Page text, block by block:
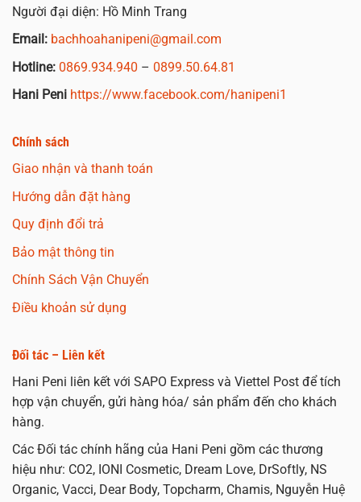
Người đại diện: Hồ Minh Trang
Email: bachhoahanipeni@gmail.com
Hotline: 0869.934.940 – 0899.50.64.81
Hani Peni https://www.facebook.com/hanipeni1
Chính sách
Giao nhận và thanh toán
Hướng dẫn đặt hàng
Quy định đổi trả
Bảo mật thông tin
Chính Sách Vận Chuyển
Điều khoản sử dụng
Đối tác – Liên kết
Hani Peni liên kết với SAPO Express và Viettel Post để tích
hợp vận chuyển, gửi hàng hóa/ sản phẩm đến cho khách
hàng.
Các Đối tác chính hãng của Hani Peni gồm các thương
hiệu như: CO2, IONI Cosmetic, Dream Love, DrSoftly, NS
Organic, Vacci, Dear Body, Topcharm, Chamis, Nguyễn Huệ